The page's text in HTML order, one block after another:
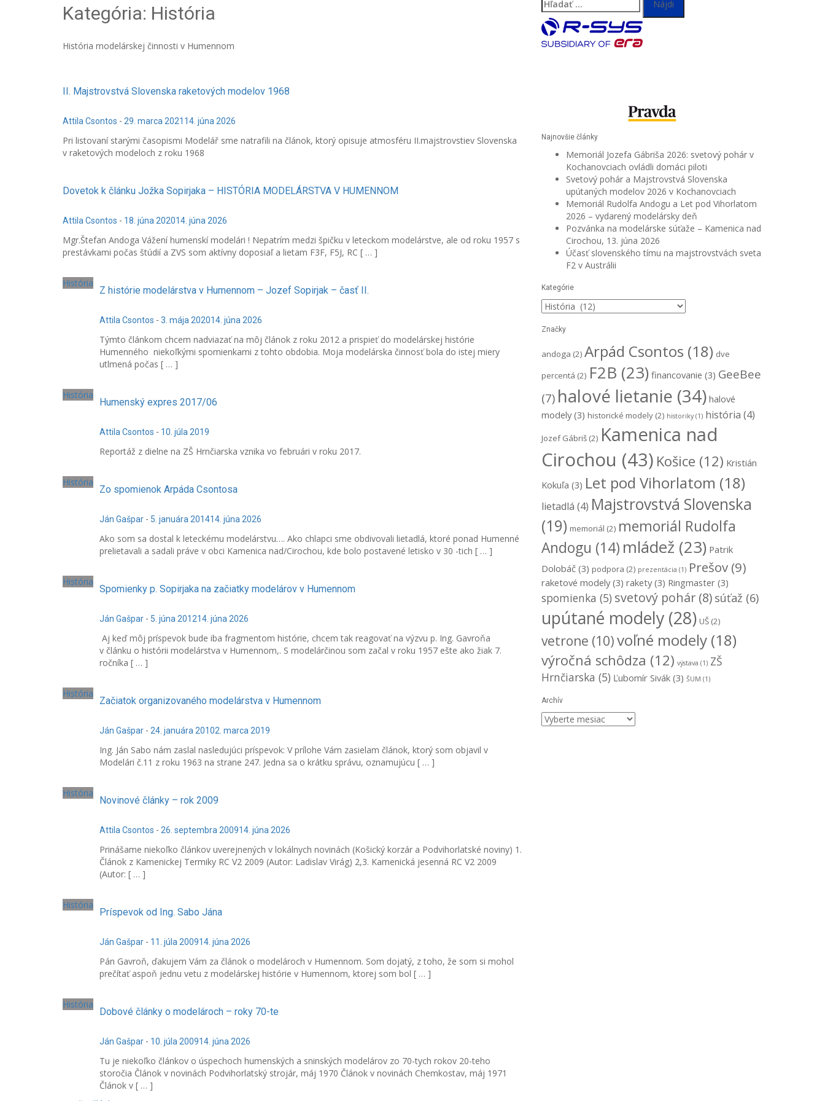
Kategória: História
História modelárskej činnosti v Humennom
II. Majstrovstvá Slovenska raketových modelov 1968
Attila Csontos - 29. marca 2021 14. júna 2026
Pri listovaní starými časopismi Modelář sme natrafili na článok, ktorý opisuje atmosféru II.majstrovstiev Slovenska
v raketových modeloch z roku 1968
Dovetok k článku Jožka Sopirjaka – HISTÓRIA MODELÁRSTVA V HUMENNOM
Attila Csontos - 18. júna 202014. júna 2026
Mgr.Štefan Andoga Vážení humenskí modelári ! Nepatrím medzi špičku v leteckom modelárstve, ale od roku 1957 s
prestávkami počas štúdií a ZVS som aktívny doposiaľ a lietam F3F, F5J, RC [ … ]
História
Z histórie modelárstva v Humennom – Jozef Sopirjak – časť II.
Attila Csontos - 3. mája 202014. júna 2026
Týmto článkom chcem nadviazať na môj článok z roku 2012 a prispieť do modelárskej histórie
Humenného niekoľkými spomienkami z tohto obdobia. Moja modelárska činnosť bola do istej miery
utlmená počas [ … ]
História
Humenský expres 2017/06
Attila Csontos - 10. júla 2019
Reportáž z dielne na ZŠ Hrnčiarska vznika vo februári v roku 2017.
História
Zo spomienok Arpáda Csontosa
Ján Gašpar - 5. januára 201414. júna 2026
Ako som sa dostal k leteckému modelárstvu…. Ako chlapci sme obdivovali lietadlá, ktoré ponad Humenné
prelietavali a sadali práve v obci Kamenica nad/Cirochou, kde bolo postavené letisko v 30 -tich [ … ]
História
Spomienky p. Sopirjaka na začiatky modelárov v Humennom
Ján Gašpar - 5. júna 201214. júna 2026
Aj keď môj príspevok bude iba fragmentom histórie, chcem tak reagovať na výzvu p. Ing. Gavroňa
v článku o histórii modelárstva v Humennom,. S modelárčinou som začal v roku 1957 ešte ako žiak 7.
ročníka [ … ]
História
Začiatok organizovaného modelárstva v Humennom
Ján Gašpar - 24. januára 20102. marca 2019
Ing. Ján Sabo nám zaslal nasledujúci príspevok: V prílohe Vám zasielam článok, ktorý som objavil v
Modelári č.11 z roku 1963 na strane 247. Jedna sa o krátku správu, oznamujúcu [ … ]
História
Novinové články – rok 2009
Attila Csontos - 26. septembra 200914. júna 2026
Prinášame niekoľko článkov uverejnených v lokálnych novinách (Košický korzár a Podvihorlatské noviny) 1.
Článok z Kamenickej Termiky RC V2 2009 (Autor: Ladislav Virág) 2,3. Kamenická jesenná RC V2 2009
(Autor: [ … ]
História
Príspevok od Ing. Sabo Jána
Ján Gašpar - 11. júla 200914. júna 2026
Pán Gavroň, ďakujem Vám za článok o modelároch v Humennom. Som dojatý, z toho, že som si mohol
prečítať aspoň jednu vetu z modelárskej histórie v Humennom, ktorej som bol [ … ]
História
Dobové články o modelároch – roky 70-te
Ján Gašpar - 10. júla 200914. júna 2026
Tu je niekoľko článkov o úspechoch humenských a sninských modelárov zo 70-tych rokov 20-teho
storočia Článok v novinách Podvihorlatský strojár, máj 1970 Článok v novinách Chemkostav, máj 1971
Článok v [ … ]
Najnovšie články
Memoriál Jozefa Gábriša 2026: svetový pohár v
Kochanovciach ovládli domáci piloti
Svetový pohár a Majstrovstvá Slovenska
upútaných modelov 2026 v Kochanovciach
Memoriál Rudolfa Andogu a Let pod Vihorlatom
2026 – vydarený modelársky deň
Pozvánka na modelárske súťaže – Kamenica nad
Cirochou, 13. júna 2026
Účasť slovenského tímu na majstrovstvách sveta
F2 v Austrálii
Kategórie
Kategórie
Značky
andoga (2) Arpád Csontos (18) dve
percentá (2) F2B (23) financovanie (3) GeeBee
(7) halové lietanie (34) halové
modely(3) historické modely (2) historiky(1) história (4)
Jozef Gábriš (2) Kamenica nad
Cirochou (43) Košice (12) Kristián
Kokuľa (3) Let pod Vihorlatom (18)
lietadlá (4) Majstrovstvá Slovenska
(19) memoriál (2) memoriál Rudolfa
Andogu (14) mládež (23) Patrik
Dolobáč (3) podpora (2) prezentácia (1) Prešov (9)
raketové modely(3) rakety(3) Ringmaster (3)
spomienka (5) svetový pohár (8) súťaž (6)
upútané modely (28) UŠ (2)
vetrone (10)voľné modely (18)
výročná schôdza (12) výstava (1) ZŠ
Hrnčiarska (5) Ľubomír Sivák (3) ŠUM (1)
Archív
Archív